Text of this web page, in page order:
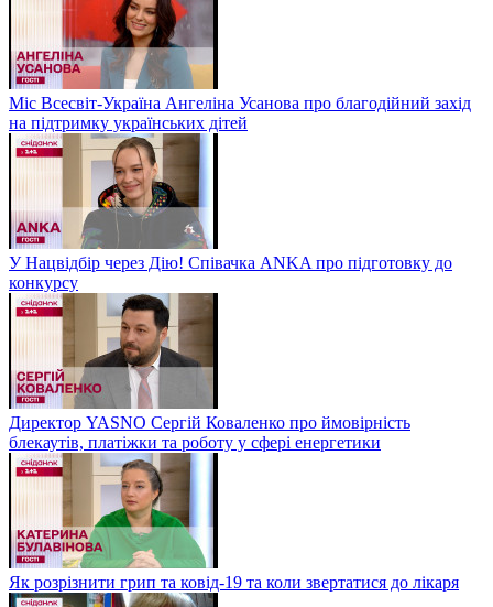
Міс Всесвіт-Україна Ангеліна Усанова про благодійний захід
на підтримку українських дітей
У Нацвідбір через Дію! Співачка ANKA про підготовку до
конкурсу
Директор YASNO Сергій Коваленко про ймовірність
блекаутів, платіжки та роботу у сфері енергетики
Як розрізнити грип та ковід-19 та коли звертатися до лікаря